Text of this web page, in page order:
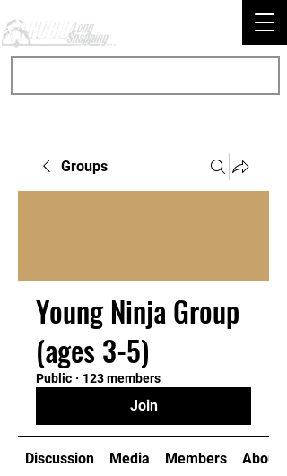
Groups
Young Ninja Group
(ages 3-5)
Public · 123 members
Join
Discussion Media Members About